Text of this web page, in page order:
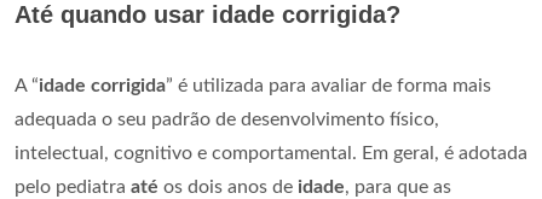
Até quando usar idade corrigida?
A “idade corrigida” é utilizada para avaliar de forma mais
adequada o seu padrão de desenvolvimento físico,
intelectual, cognitivo e comportamental. Em geral, é adotada
pelo pediatra até os dois anos de idade, para que as